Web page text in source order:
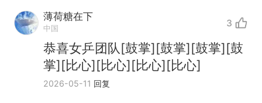
薄荷糖在下
中国 3
恭喜女乒团队[鼓掌][鼓掌][鼓掌][鼓
掌][比心][比心][比心][比心]
2026-05-11 回复